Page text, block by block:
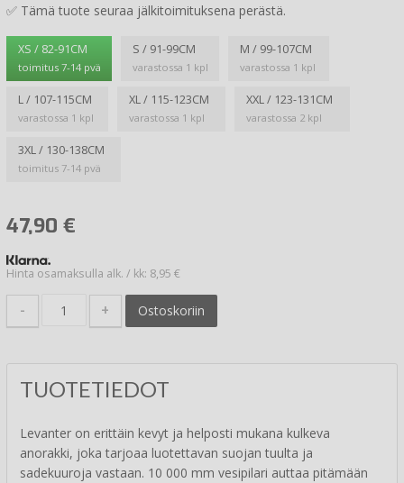
✅ Tämä tuote seuraa jälkitoimituksena perästä.
XS / 82-91CM
toimitus 7-14 pvä
S / 91-99CM
varastossa 1 kpl
M / 99-107CM
varastossa 1 kpl
L / 107-115CM
varastossa 1 kpl
XL / 115-123CM
varastossa 1 kpl
XXL / 123-131CM
varastossa 2 kpl
3XL / 130-138CM
toimitus 7-14 pvä
47,90 €
Hinta osamaksulla alk. / kk: 8,95 €
- + Ostoskoriin
TUOTETIEDOT
Levanter on erittäin kevyt ja helposti mukana kulkeva
anorakki, joka tarjoaa luotettavan suojan tuulta ja
sadekuuroja vastaan. 10 000 mm vesipilari auttaa pitämään